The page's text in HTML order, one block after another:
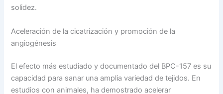
solidez.
Aceleración de la cicatrización y promoción de la
angiogénesis
El efecto más estudiado y documentado del BPC-157 es su
capacidad para sanar una amplia variedad de tejidos. En
estudios con animales, ha demostrado acelerar